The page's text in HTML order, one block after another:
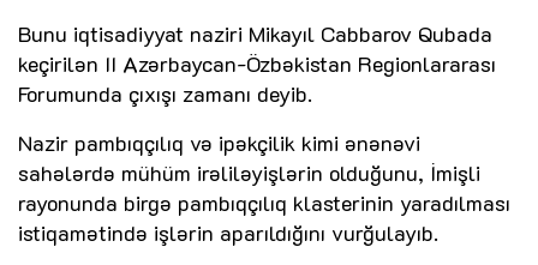
Bunu iqtisadiyyat naziri Mikayıl Cabbarov Qubada
keçirilən II Azərbaycan-Özbəkistan Regionlararası
Forumunda çıxışı zamanı deyib.
Nazir pambıqçılıq və ipəkçilik kimi ənənəvi
sahələrdə mühüm irəliləyişlərin olduğunu, İmişli
rayonunda birgə pambıqçılıq klasterinin yaradılması
istiqamətində işlərin aparıldığını vurğulayıb.